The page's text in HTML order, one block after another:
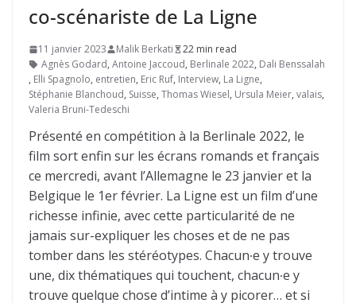
co-scénariste de La Ligne
11 janvier 2023 Malik Berkati
22 min read
Agnès Godard, Antoine Jaccoud, Berlinale 2022, Dali Benssalah
, Elli Spagnolo, entretien, Eric Ruf, Interview, La Ligne,
Stéphanie Blanchoud, Suisse, Thomas Wiesel, Ursula Meier, valais,
Valeria Bruni-Tedeschi
Présenté en compétition à la Berlinale 2022, le
film sort enfin sur les écrans romands et français
ce mercredi, avant l’Allemagne le 23 janvier et la
Belgique le 1er février. La Ligne est un film d’une
richesse infinie, avec cette particularité de ne
jamais sur-expliquer les choses et de ne pas
tomber dans les stéréotypes. Chacun∙e y trouve
une, dix thématiques qui touchent, chacun∙e y
trouve quelque chose d’intime à y picorer… et si